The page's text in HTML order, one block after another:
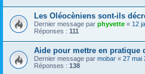
Les Oléocèniens sont-ils
Dernier message par phyvette « 12
Réponses : 111
Aide pour mettre en pratique
Dernier message par mobar « 27 mai
Réponses : 138